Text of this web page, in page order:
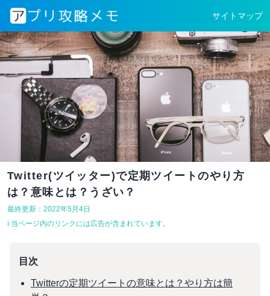
サイトマップ
Twitter(ツイッター)で定期ツイートのやり方
は？意味とは？うざい？
最終更新：2022年5月4日
ℹ︎ 当ページ内のリンクには広告が含まれています。
目次
Twitterの定期ツイートの意味とは？やり方は簡